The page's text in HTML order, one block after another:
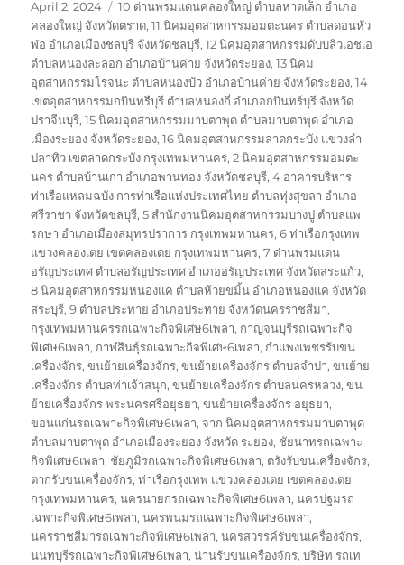
Posted
on
April 2, 2024 Tags
10 ด่านพรมแดนคลองใหญ่ ตำบลหาดเล็ก อำเภอ
คลองใหญ่ จังหวัดตราด,11 นิคมอุตสาหกรรมอมตะนคร ตำบลดอนหัว
ฬอ อำเภอเมืองชลบุรี จังหวัดชลบุรี,12 นิคมอุตสาหกรรมดับบลิวเอชเอ
ตำบลหนองละลอก อำเภอบ้านค่าย จังหวัดระยอง,13 นิคม
อุตสาหกรรมโรจนะ ตำบลหนองบัว อำเภอบ้านค่าย จังหวัดระยอง,14
เขตอุตสาหกรรมกบินทรืบุรี ตำบลหนองกี่ อำเภอกบินทร์บุรี จังหวัด
ปราจีนบุรี,15 นิคมอุตสาหกรรมมาบตาพุด ตำบลมาบตาพุด อำเภอ
เมืองระยอง จังหวัดระยอง,16 นิคมอุตสาหกรรมลาดกระบัง แขวงลำ
ปลาทิว เขตลาดกระบัง กรุงเทพมหานคร,2 นิคมอุตสาหกรรมอมตะ
นคร ตำบลบ้านเก่า อำเภอพานทอง จังหวัดชลบุรี,4 อาคารบริหาร
ท่าเรือแหลมฉบัง การท่าเรือแห่งประเทศไทย ตำบลทุ่งสุขลา อำเภอ
ศรีราชา จังหวัดชลบุรี,5 สำนักงานนิคมอุตสาหกรรมบางปู ตำบลแพ
รกษา อำเภอเมืองสมุทรปราการ กรุงเทพมหานคร,6 ท่าเรือกรุงเทพ
แขวงคลองเตย เขตคลองเตย กรุงเทพมหานคร,7 ด่านพรมแดน
อรัญประเทศ ตำบลอรัญประเทศ อำเภออรัญประเทศ จังหวัดสระแก้ว,
8 นิคมอุตสาหกรรมหนองแค ตำบลห้วยขมิ้น อำเภอหนองแค จังหวัด
สระบุรี,9 ตำบลประทาย อำเภอประทาย จังหวัดนครราชสีมา,
กรุงเทพมหานครรถเฉพาะกิจพิเศษ6เพลา, กาญจนบุรีรถเฉพาะกิจ
พิเศษ6เพลา, กาฬสินธุ์รถเฉพาะกิจพิเศษ6เพลา, กำแพงเพชรรับขน
เครื่องจักร,ขนย้ายเครื่องจักร,ขนย้ายเครื่องจักร ตำบลจำปา,ขนย้าย
เครื่องจักร ตำบลท่าเจ้าสนุก,ขนย้ายเครื่องจักร ตำบลนครหลวง,ขน
ย้ายเครื่องจักร พระนครศรีอยุธยา,ขนย้ายเครื่องจักร อยุธยา,
ขอนแก่นรถเฉพาะกิจพิเศษ6เพลา, จาก นิคมอุตสาหกรรมมาบตาพุด
ตำบลมาบตาพุด อำเภอเมืองระยอง จังหวัด ระยอง, ชัยนาทรถเฉพาะ
กิจพิเศษ6เพลา, ชัยภูมิรถเฉพาะกิจพิเศษ6เพลา, ตรังรับขนเครื่องจักร,
ตากรับขนเครื่องจักร,ท่าเรือกรุงเทพ แขวงคลองเตย เขตคลองเตย
กรุงเทพมหานคร,นครนายกรถเฉพาะกิจพิเศษ6เพลา,นครปฐมรถ
เฉพาะกิจพิเศษ6เพลา,นครพนมรถเฉพาะกิจพิเศษ6เพลา,
นครราชสีมารถเฉพาะกิจพิเศษ6เพลา,นครสวรรค์รับขนเครื่องจักร,
นนทบุรีรถเฉพาะกิจพิเศษ6เพลา,น่านรับขนเครื่องจักร,บริษัท รถเท